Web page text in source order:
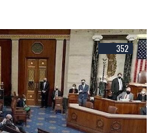
352